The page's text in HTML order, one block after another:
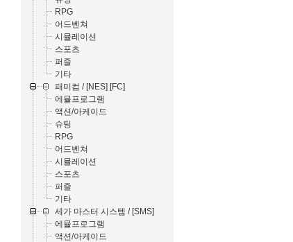
RPG
어드벤쳐
시뮬레이션
스포츠
퍼즐
기타
패미컴 / [NES] [FC]
에뮬프로그램
액션/아케이드
슈팅
RPG
어드벤쳐
시뮬레이션
스포츠
퍼즐
기타
세가 마스터 시스템 / [SMS]
에뮬프로그램
액션/아케이드